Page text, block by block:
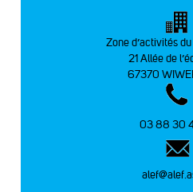
Zone d’activités
21 Allée de
67370
03 88 30